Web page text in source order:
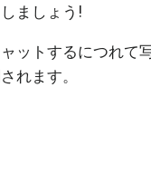
ましょう!
ットするにつれて
れます。